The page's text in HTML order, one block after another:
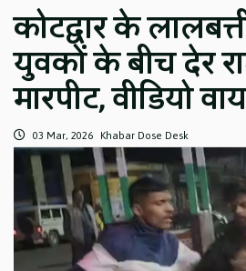
कोटद्वार के
युवकों के बीच देर
मारपीट, वीडियो
03 Mar, 2026 Khabar Dose Desk